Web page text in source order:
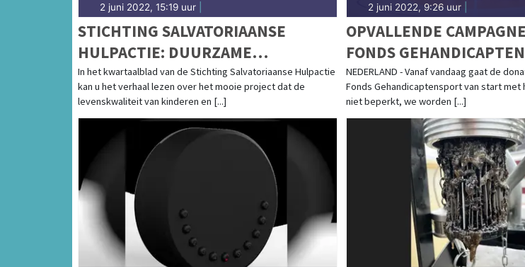
2 juni 2022, 15:19 uur
STICHTING SALVATORIAANSE
HULPACTIE: DUURZAME
LANDBOUW TER BESCHERMING
VAN HET REGENWOUD
In het kwartaalblad van de Stichting Salvatoriaanse Hulpactie
kan u het verhaal lezen over het mooie project dat de
levenskwaliteit van kinderen en [...]
2 juni 2022, 9:26 uur|
OPVALLENDE
FONDS
VAN START
NEDERLAND - Vanaf vandaag gaat de
Fonds Gehandicaptensport van start met
niet beperkt, we worden [...]